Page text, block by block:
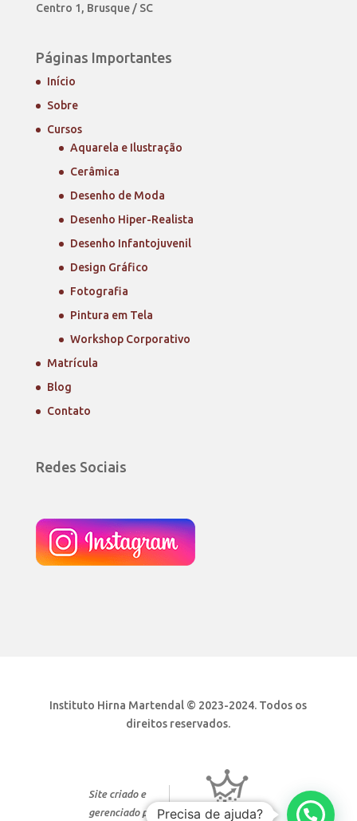
Centro 1, Brusque / SC
Páginas Importantes
Início
Sobre
Cursos
Aquarela e Ilustração
Cerâmica
Desenho de Moda
Desenho Hiper-Realista
Desenho Infantojuvenil
Design Gráfico
Fotografia
Pintura em Tela
Workshop Corporativo
Matrícula
Blog
Contato
Redes Sociais
Instituto Hirna Martendal © 2023-2024. Todos os
direitos reservados.
Site criado e
gerenciado por Precisa de ajuda?